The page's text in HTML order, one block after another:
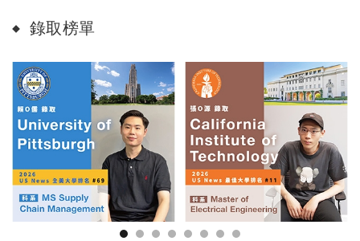
錄取榜單
1 2 3 4 5 6 7 8